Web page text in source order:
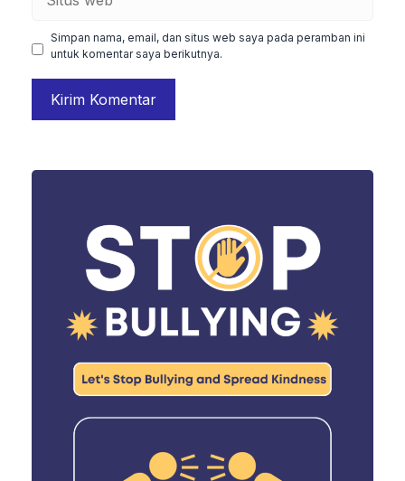
Simpan nama, email, dan situs web saya pada peramban ini
untuk komentar saya berikutnya.